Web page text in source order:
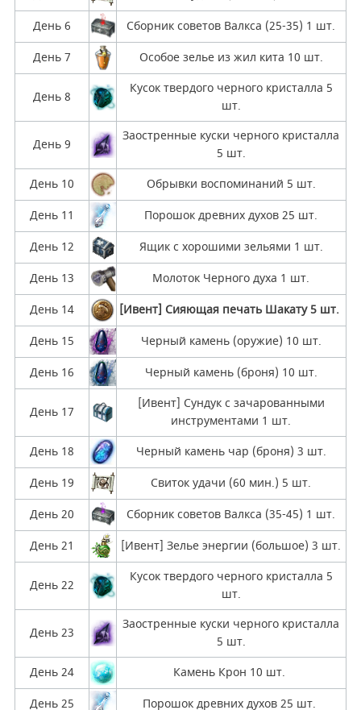
День 6
Сборник советов Валкса (25-35) 1 шт.
День 7
Особое зелье из жил кита 10 шт.
День 8
Кусок твердого черного кристалла 5
шт.
День 9
Заостренные куски черного кристалла
5 шт.
День 10
Обрывки воспоминаний 5 шт.
День 11
Порошок древних духов 25 шт.
День 12
Ящик с хорошими зельями 1 шт.
День 13
Молоток Черного духа 1 шт.
День 14
[Ивент] Сияющая печать Шакату 5 шт.
День 15
Черный камень (оружие) 10 шт.
День 16
Черный камень (броня) 10 шт.
День 17
[Ивент] Сундук с зачарованными
инструментами 1 шт.
День 18
Черный камень чар (броня) 3 шт.
День 19
Свиток удачи (60 мин.) 5 шт.
День 20
Сборник советов Валкса (35-45) 1 шт.
День 21
[Ивент] Зелье энергии (большое) 3 шт.
День 22
Кусок твердого черного кристалла 5
шт.
День 23
Заостренные куски черного кристалла
5 шт.
День 24
Камень Крон 10 шт.
День 25
Порошок древних духов 25 шт.